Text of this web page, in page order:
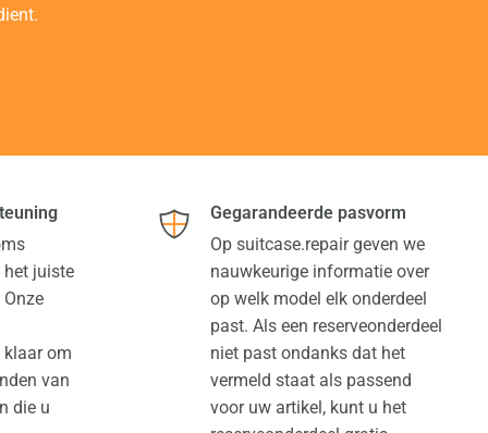
juiste
klaar om
van
die u
Gegarandeerde pasvorm
Op suitcase.repair geven we
nauwkeurige informatie over
op welk model elk onderdeel
past. Als een reserveonderdeel
niet past ondanks dat het
vermeld staat als passend
voor uw artikel, kunt u het